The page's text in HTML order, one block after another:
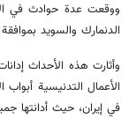
ووقعت عدة حوادث في
الدنمارك والسويد
وأثارت هذه الأحداث
الأعمال التدنيسية
في إيران، حيث أدانتها